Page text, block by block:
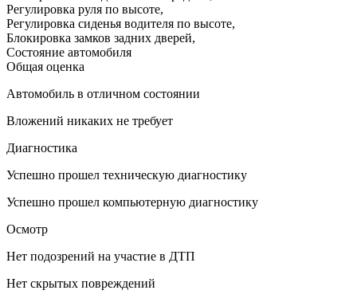
Регулировка руля по высоте,
Регулировка сиденья водителя по высоте,
Блокировка замков задних дверей,
Состояние автомобиля
Общая оценка
Автомобиль в отличном состоянии
Вложений никаких не требует
Диагностика
Успешно прошел техническую диагностику
Успешно прошел компьютерную диагностику
Осмотр
Нет подозрений на участие в ДТП
Нет скрытых повреждений